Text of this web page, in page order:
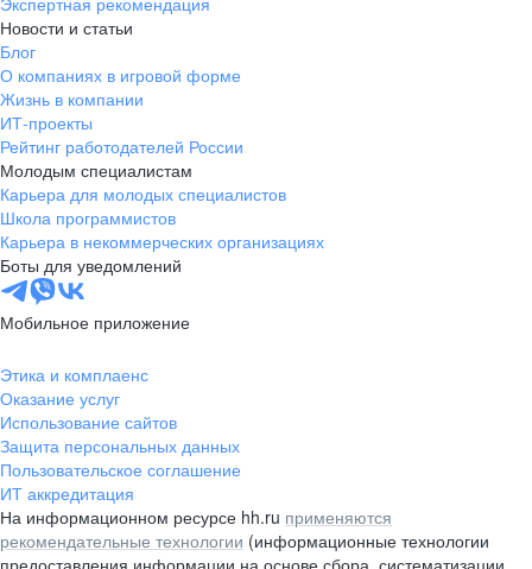
Новости и статьи
Блог
О компаниях в игровой форме
Жизнь в компании
ИТ-проекты
Рейтинг работодателей России
Молодым специалистам
Карьера для молодых специалистов
Школа программистов
Карьера в некоммерческих организациях
Боты для уведомлений
Мобильное приложение
Этика и комплаенс
Оказание услуг
Использование сайтов
Защита персональных данных
Пользовательское соглашение
ИТ аккредитация
На информационном ресурсе hh.ru применяются
рекомендательные технологии (информационные технологии
предоставления информации на основе сбора, систематизации